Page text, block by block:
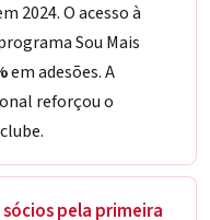
2024. O acesso à
Sou Mais
em adesões. A
reforçou o
pela primeira